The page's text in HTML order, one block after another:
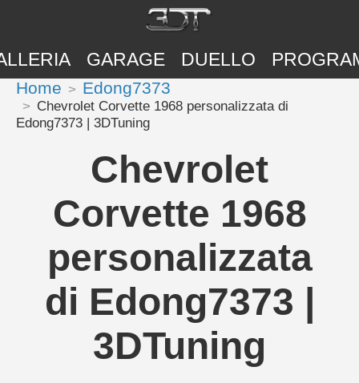
GARAGE DUELLO
Home Edong7373
Chevrolet Corvette 1968 personalizzata di
Edong7373 | 3DTuning
Chevrolet
Corvette 1968
personalizzata
di Edong7373 |
3DTuning